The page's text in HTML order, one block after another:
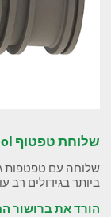
שלוחת טפטוף Hydrogol
שלוחה עם טפטפות
ביותר בגידולים רב
הורד את ברושור